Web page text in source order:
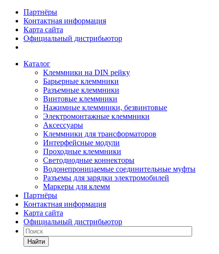
Партнёры
Контактная информация
Карта сайта
Официальный дистрибьютор
Каталог
Клеммники на DIN рейку
Барьерные клеммники
Разъемные клеммники
Винтовые клеммники
Нажимные клеммники, безвинтовые
Электромонтажные клеммники
Аксессуары
Клеммники для трансформаторов
Интерфейсные модули
Проходные клеммники
Светодиодные коннекторы
Водонепроницаемые соединительные муфты
Разъемы для зарядки электромобилей
Маркеры для клемм
Партнёры
Контактная информация
Карта сайта
Официальный дистрибьютор
Найти